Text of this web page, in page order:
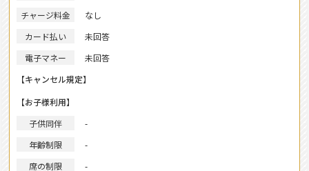
チャージ料金
なし
カード払い
未回答
電子マネー
未回答
【キャンセル規定】
【お子様利用】
子供同伴
-
年齢制限
-
席の制限
-